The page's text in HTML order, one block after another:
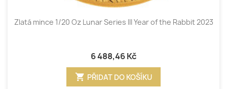
Zlatá mince 1/20 Oz Lunar Series III Year of the Rabbit 2023
6 488,46 Kč
shopping_cart PŘIDAT DO KOŠÍKU